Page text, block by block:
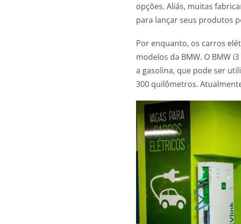
opções. Aliás, muitas
para lançar seus produtos
Por enquanto, os carros
modelos da BMW. O BMW
a gasolina, que pode ser
300 quilômetros.